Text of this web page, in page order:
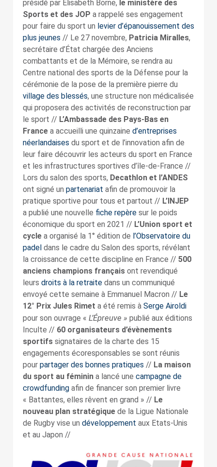
présidé par Elisabeth Borne, le ministère des
Sports et des JOP a rappelé ses engagement
pour faire du sport un levier d’épanouissement des
plus jeunes // Le 27 novembre, Patricia Miralles,
secrétaire d’État chargée des Anciens
combattants et de la Mémoire, se rendra au
Centre national des sports de la Défense pour la
cérémonie de la pose de la première pierre du
village des blessés, une structure non médicalisée
qui proposera des activités de reconstruction par
le sport // L’Ambassade des Pays-Bas en
Francea accueilli une quinzaine d’entreprises
néerlandaises du sport et de l’innovation afin de
leur faire découvrir les acteurs du sport en France
et les infrastructures sportives d’île-de-France //
Lors du salon des sports, Decathlon et l’ANDES
ont signé un partenariat afin de promouvoir la
pratique sportive pour tous et partout // L’INJEP
a publié une nouvelle fiche repèresur le poids
économique du sport en 2021 // L’Union sport et
cyclea organisé la 1° édition de l’Observatoire du
padel dans le cadre du Salon des sports, révélant
la croissance de cette discipline en France // 500
anciens champions françaisont revendiqué
leurs droits à la retraitedans un communiqué
envoyé cette semaine à Emmanuel Macron // Le
12° Prix Jules Rimet a été remis à Serge Airoldi
pour son ouvrage « L’Épreuve » publié aux éditions
Inculte // 60 organisateurs d’évènements
sportifssignataires de la charte des 15
engagements écoresponsables se sont réunis
pour partager des bonnes pratiques // La maison
du sport au féminina lancé une campagne de
crowdfundingafin de financer son premier livre
« Battantes, elles rêvent en grand » // Le
nouveau plan stratégiquede la Ligue Nationale
de Rugby vise un développement aux Etats-Unis
et au Japon //